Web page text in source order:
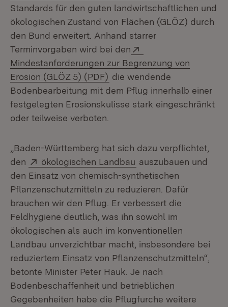
Standards für den guten landwirtschaftlichen und
ökologischen Zustand von Flächen (GLÖZ) durch
den Bund erweitert. Anhand starrer
Terminvorgaben wird bei den
Mindestanforderungen zur Begrenzung von
Erosion (GLÖZ 5) (PDF) (Öffnet in neuem Fenster)
die wendende
Bodenbearbeitung mit dem Pflug innerhalb einer
festgelegten Erosionskulisse stark eingeschränkt
oder teilweise verboten.
„Baden-Württemberg hat sich dazu verpflichtet,
den
Extern:
ökologischen Landbau (Öffnet in neuem
auszubauen und
den Einsatz von chemisch-synthetischen
Pflanzenschutzmitteln zu reduzieren. Dafür
brauchen wir den Pflug. Er verbessert die
Feldhygiene deutlich, was ihn sowohl im
ökologischen als auch im konventionellen
Landbau unverzichtbar macht, insbesondere bei
reduziertem Einsatz von Pflanzenschutzmitteln“,
betonte Minister Peter Hauk. Je nach
Bodenbeschaffenheit und betrieblichen
Gegebenheiten habe die Pflugfurche weitere